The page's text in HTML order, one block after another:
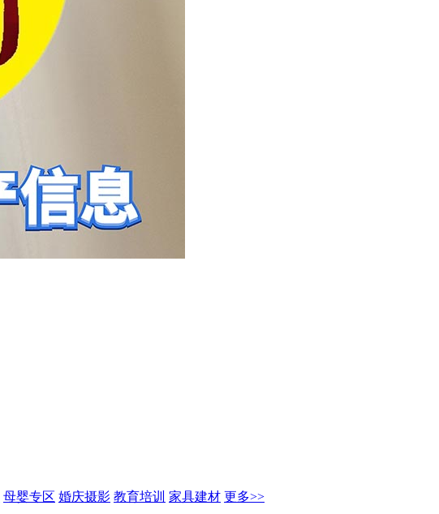
母婴专区 婚庆摄影 教育培训 家具建材 更多>>